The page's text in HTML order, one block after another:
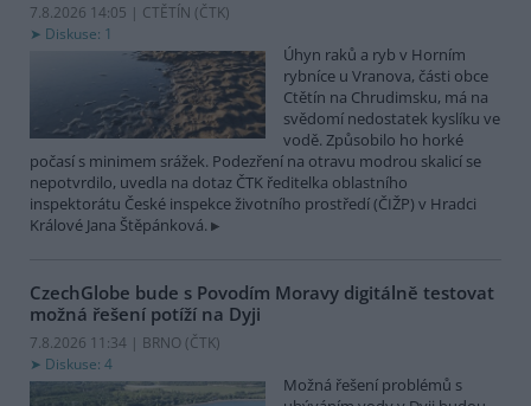
7.8.2026 14:05 | CTĚTÍN (ČTK)
Diskuse: 1
Úhyn raků a ryb v Horním
rybníce u Vranova, části obce
Ctětín na Chrudimsku, má na
svědomí nedostatek kyslíku ve
vodě. Způsobilo ho horké
počasí s minimem srážek. Podezření na otravu modrou skalicí se
nepotvrdilo, uvedla na dotaz ČTK ředitelka oblastního
inspektorátu České inspekce životního prostředí (ČIŽP) v Hradci
Králové Jana Štěpánková.
CzechGlobe bude s Povodím Moravy digitálně testovat
možná řešení potíží na Dyji
7.8.2026 11:34 | BRNO (ČTK)
Diskuse: 4
Možná řešení problémů s